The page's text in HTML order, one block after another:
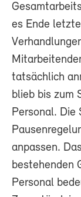
es Ende
tatsächlich
blieb bis zum
Personal.
anpassen.
bestehenden
Personal